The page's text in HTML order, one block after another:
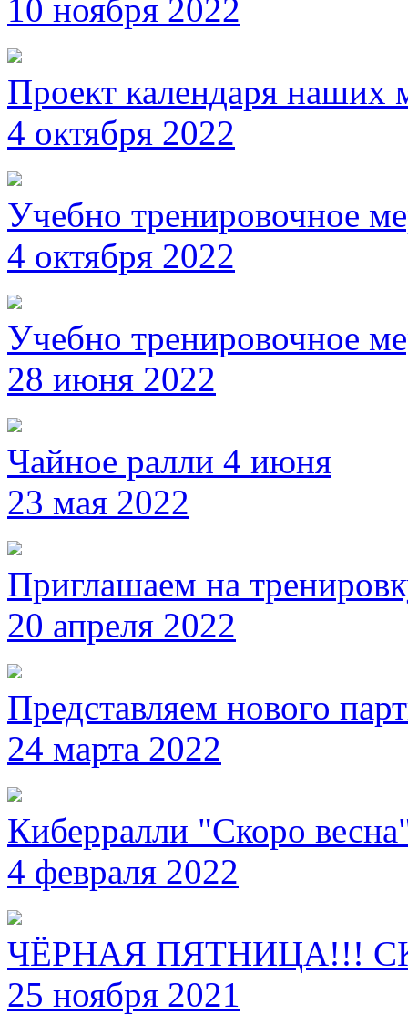
10 ноября 2022
Проект календаря наших
4 октября 2022
Учебно тренировочное
4 октября 2022
Учебно тренировочное
28 июня 2022
Чайное ралли 4 июня
23 мая 2022
Приглашаем на
20 апреля 2022
Представляем нового
24 марта 2022
Киберралли "Скоро
4 февраля 2022
ЧЁРНАЯ ПЯТНИЦА!!!
25 ноября 2021